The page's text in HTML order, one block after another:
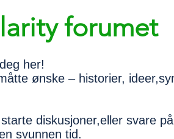
forumet
her!
ønske – historier,
diskusjoner,eller svare
svunnen tid.